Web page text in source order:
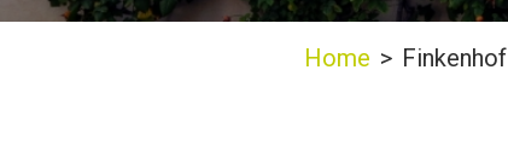
Home > Finkenhof